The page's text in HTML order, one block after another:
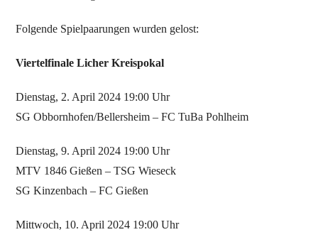
Folgende Spielpaarungen wurden gelost:
Viertelfinale Licher Kreispokal
Dienstag, 2. April 2024 19:00 Uhr
SG Obbornhofen/Bellersheim – FC TuBa Pohlheim
Dienstag, 9. April 2024 19:00 Uhr
MTV 1846 Gießen – TSG Wieseck
SG Kinzenbach – FC Gießen
Mittwoch, 10. April 2024 19:00 Uhr